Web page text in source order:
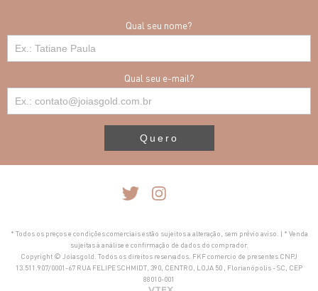
Qual seu nome?
Qual seu e-mail?
Quero
* Todos os preços e condições comerciais estão sujeitos a alteração, sem prévio aviso. | * Venda
sujeitas à análise e confirmação de dados do comprador.
Copyright © Joiasgold. Todos os direitos reservados. FKF comercio de presentes CNPJ
13.511.907/0001-67 RUA FELIPE SCHMIDT, 390, CENTRO, LOJA 50 , Florianópolis - SC, CEP
88010-001